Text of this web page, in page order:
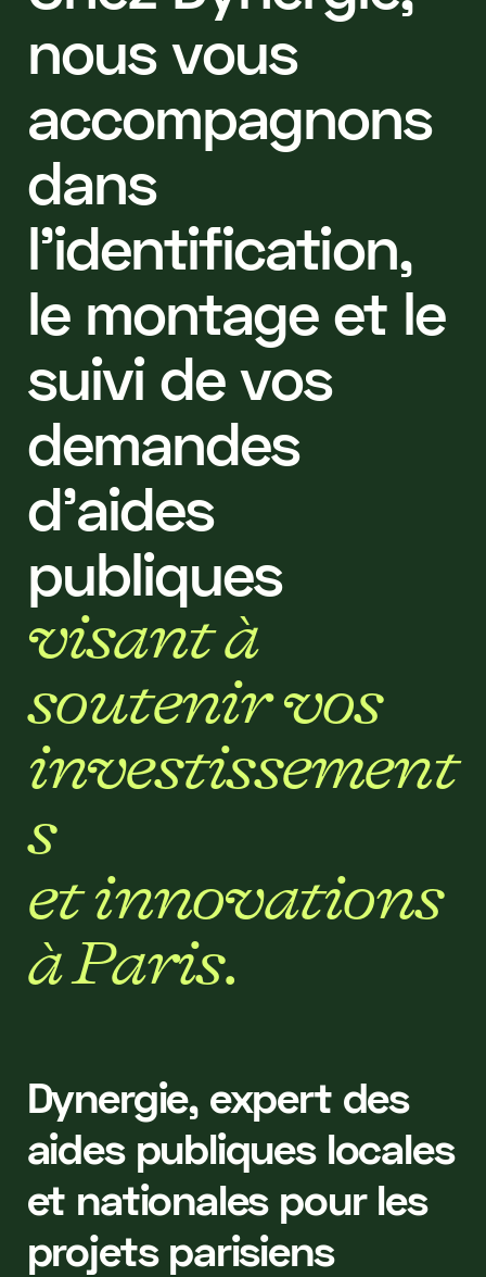
nous vous
accompagnons
dans
l’identification,
le montage et le
suivi de vos
demandes
d’aides
publiques
visantà
soutenir vos
investissement
s
et innovations
àParis.
Dynergie, expert des
aides publiques locales
et nationales pour les
projets parisiens